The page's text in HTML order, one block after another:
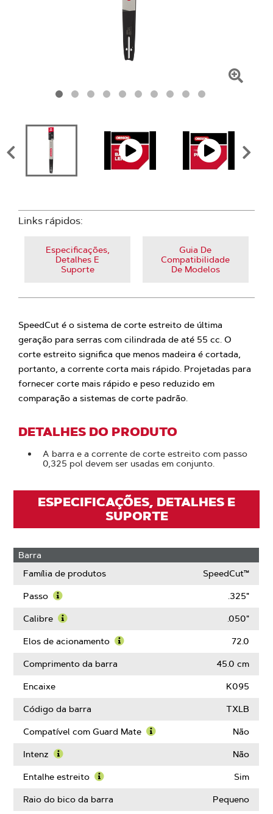
Links rápidos:
Especificações,
Detalhes E
Suporte
Guia De
Compatibilidade
De Modelos
SpeedCut é o sistema de corte estreito de última
geração para serras com cilindrada de até 55 cc. O
corte estreito significa que menos madeira é cortada,
portanto, a corrente corta mais rápido. Projetadas para
fornecer corte mais rápido e peso reduzido em
comparação a sistemas de corte padrão.
DETALHES DO PRODUTO
A barra e a corrente de corte estreito com passo
0,325 pol devem ser usadas em conjunto.
ESPECIFICAÇÕES, DETALHES E
SUPORTE
Barra
Família de produtos
SpeedCut™
Passo
mais
Passo
.325"
Calibre
mais
Calibre
.050"
Elos de acionamento
mais
72.0
Comprimento da barra 45.0 cm
Encaixe K095
Código da barra TXLB
Compatível com Guard Mate Não
Intenz
mais
Intenz
Não
Entalhe estreito
mais
Sim
Raio do bico da barra Pequeno